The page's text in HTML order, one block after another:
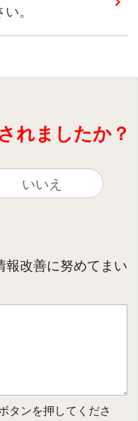
。
れましたか？
いいえ
報改善に努めてまい
タンを押してくださ